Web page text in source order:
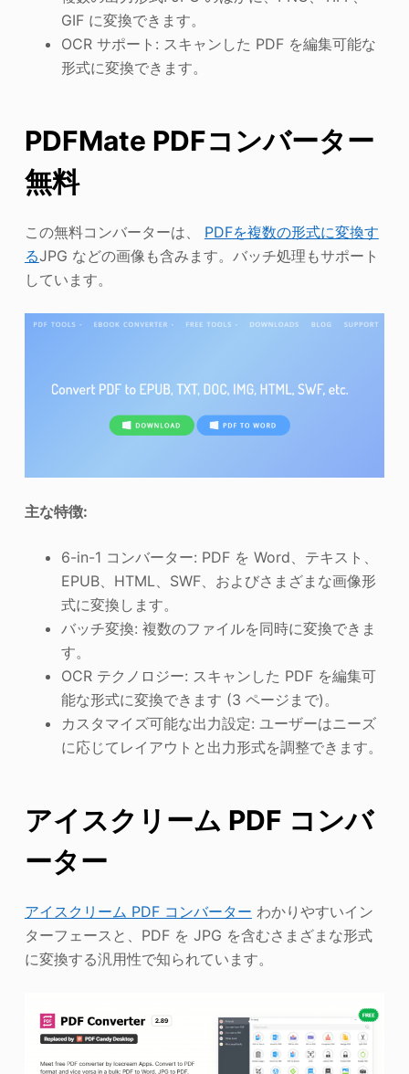
GIF に変換できます。
OCR サポート: スキャンした PDF を編集可能な
形式に変換できます。
PDFMate PDFコンバーター
無料
この無料コンバーターは、 PDFを複数の形式に変換す
るJPG などの画像も含みます。バッチ処理もサポート
しています。
主な特徴:
6-in-1 コンバーター: PDF を Word、テキスト、
EPUB、HTML、SWF、およびさまざまな画像形
式に変換します。
バッチ変換: 複数のファイルを同時に変換できま
す。
OCR テクノロジー: スキャンした PDF を編集可
能な形式に変換できます (3 ページまで)。
カスタマイズ可能な出力設定: ユーザーはニーズ
に応じてレイアウトと出力形式を調整できます。
アイスクリーム PDF コンバ
ーター
アイスクリーム PDF コンバーター わかりやすいイン
ターフェースと、PDF を JPG を含むさまざまな形式
に変換する汎用性で知られています。